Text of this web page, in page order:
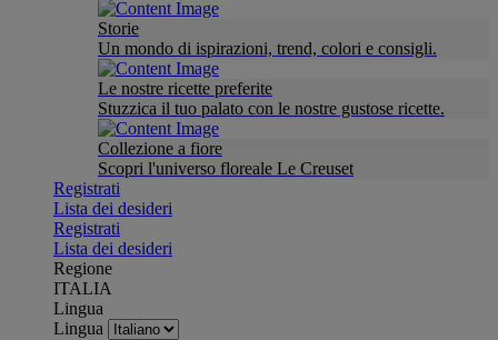
Storie
Un mondo di ispirazioni, trend, colori e consigli.
Le nostre ricette preferite
Stuzzica il tuo palato con le nostre gustose ricette.
Collezione a fiore
Scopri l'universo floreale Le Creuset
Registrati
Lista dei desideri
Registrati
Lista dei desideri
Regione
ITALIA
Lingua
Lingua